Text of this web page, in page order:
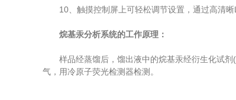
10、触摸控制屏上可轻松调节设置，通过高清晰
烷基汞分析系统的工作原理：
样品经蒸馏后，馏出液中的烷基汞经衍生化试剂(
气，用冷原子荧光检测器检测。